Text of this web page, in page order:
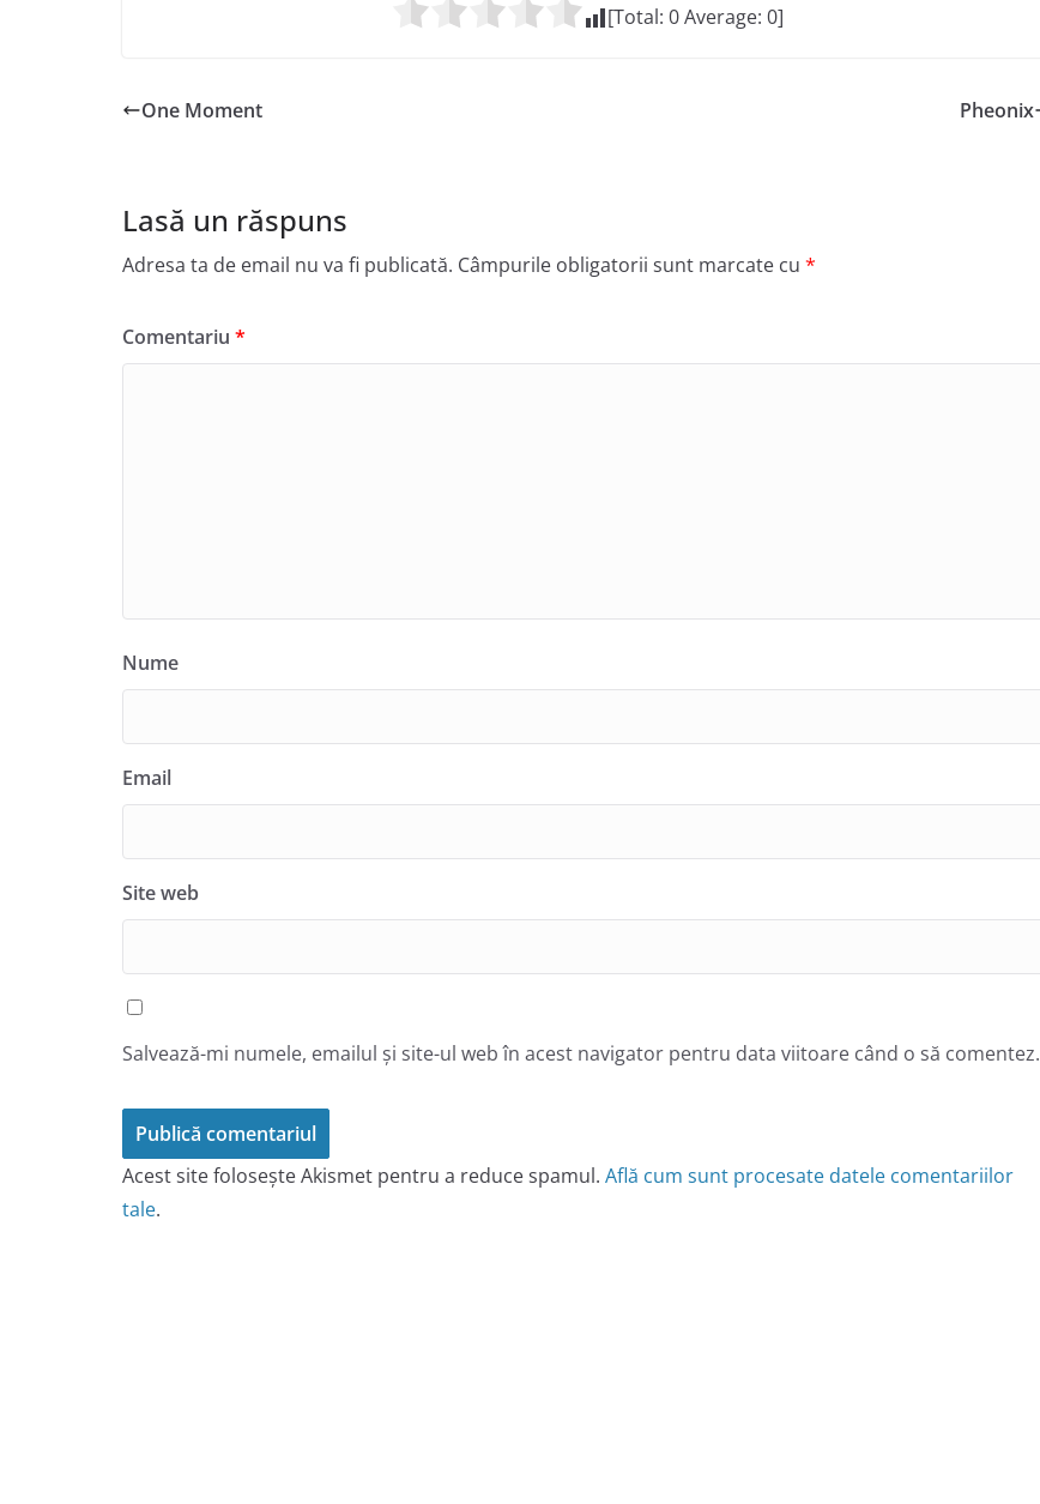
[Total: 0Average: 0]
One Moment Pheonix
Lasă un răspuns
Adresa ta de email nu va fi publicată. Câmpurile obligatorii sunt marcate cu *
Comentariu *
Nume
Email
Site web
Salvează-mi numele, emailul și site-ul web în acest navigator pentru data viitoare când o să comentez.
Acest site folosește Akismet pentru a reduce spamul. Află cum sunt procesate datele comentariilor
tale.